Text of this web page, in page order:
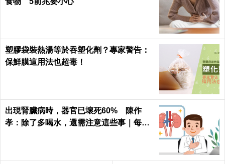
塑膠袋裝熱湯等於吞塑化劑？專家警告：
保鮮膜這用法也超毒！
出現腎臟病時，器官已壞死60% 陳作
孝：除了多喝水，還需注意這些事｜每日